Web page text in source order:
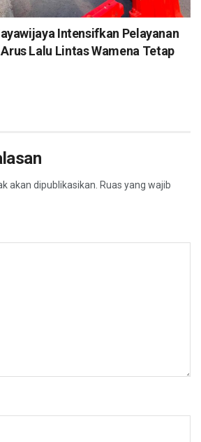
Intensifkan Pelayanan
Lalu Lintas Wamena Tetap
akan dipublikasikan. Ruas yang wajib